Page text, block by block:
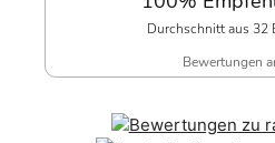
Durchschnitt aus 32
Bewertungen